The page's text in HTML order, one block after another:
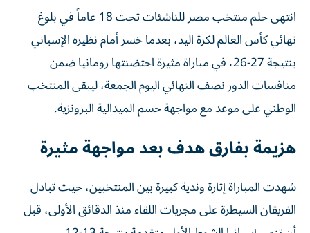
نهائي كأس العالم لكرة اليد، بعدما خسر أمام نظيره الإسباني
بنتيجة 27-26، في مباراة مثيرة احتضنتها رومانيا ضمن
منافسات الدور نصف النهائي اليوم الجمعة، ليبقى المنتخب
الوطني على موعد مع مواجهة حسم الميدالية البرونزية.
هزيمة بفارق هدف بعد مواجهة مثيرة
الفريقان السيطرة على مجريات اللقاء منذ الدقائق الأولى، قبل
أن تنهي إسبانيا الشوط الأول متقدمة بنتيجة 13-12.